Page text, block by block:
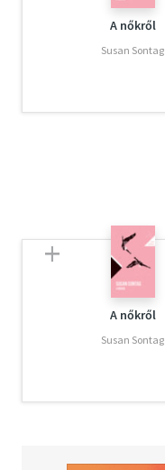
A nőkről
Susan Sontag
A nőkről
Susan Sontag